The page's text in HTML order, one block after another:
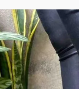
Decoracion
Tapete
Cabecero
Lamparas